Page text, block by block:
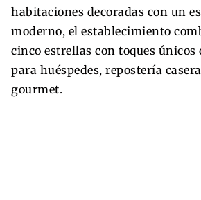
habitaciones decoradas con un
moderno, el establecimiento
cinco estrellas con toques únicos
para huéspedes, repostería
gourmet.